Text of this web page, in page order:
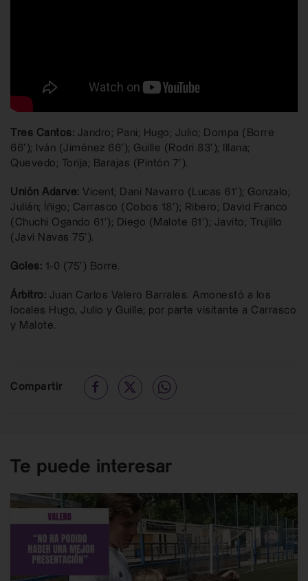
Tres Cantos: Jandro; Pani; Hugo; Julio; Dompa (Borre
66’); Iván (Jiménez 66’); Guille (Rodri 83’); Illana;
Quevedo; Torija; Barajas (Pintón 7’).
Unión Adarve: Vicent; Dani Navarro (Lucas 61’); Gonzalo;
Julián; Íñigo; Carrasco (Cobos 18’); Ribero; David Franco
(Chuchi Ogando 61’); Diego (Malote 61’); Javito; Trujillo
(Javi Navas 75’).
Goles: 1-0 (75’) Borre.
Árbitro: Juan Carlos Valero Barrales. Amonestó a los
locales Hugo, Julio y Guille; por parte visitante a Carrasco
y Malote.
Compartir
Te puede interesar